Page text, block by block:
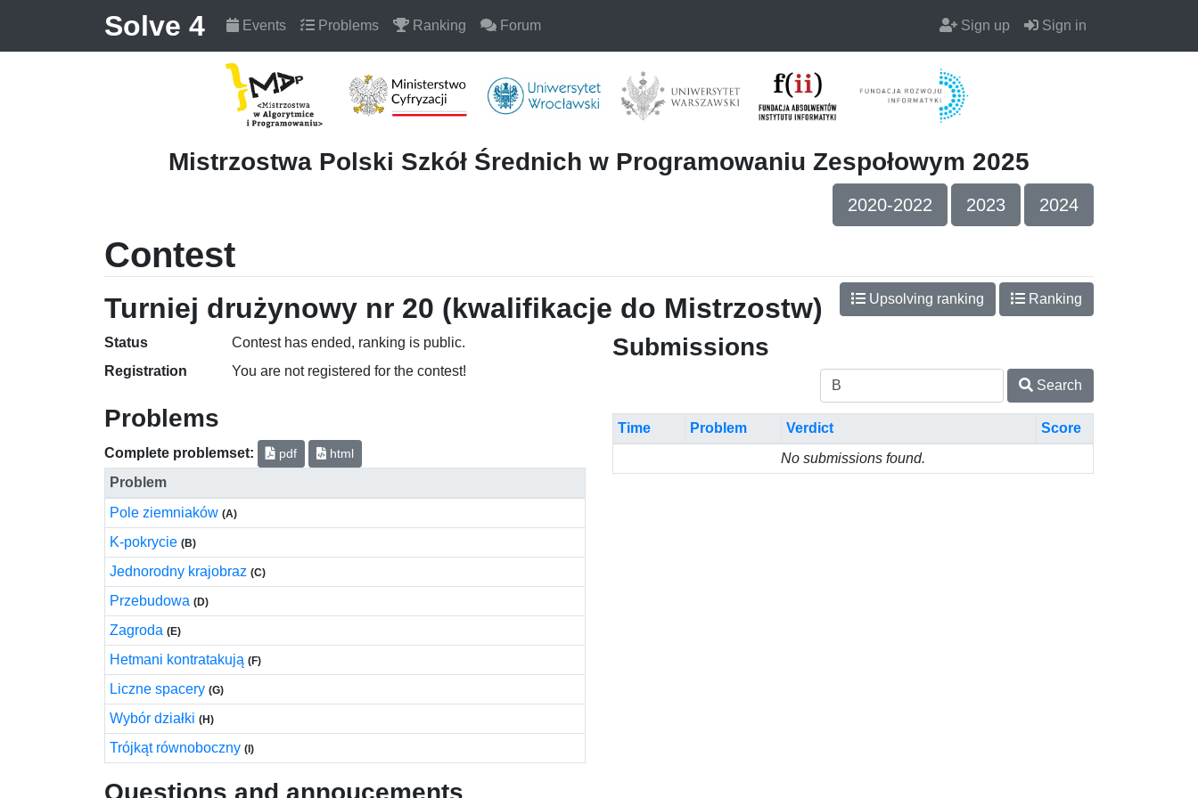
Solve 4 Events Problems Ranking Forum Sign up Sign in
Mistrzostwa Polski Szkół Średnich w Programowaniu Zespołowym 2025
2020-2022 2023 2024
Contest
Turniej drużynowy nr 20 (kwalifikacje do Mistrzostw) Upsolving ranking Ranking
Status
Contest has ended, ranking is public.
Registration
You are not registered for the contest!
Problems
Complete problemset: pdf html
Problem
Pole ziemniaków (A)
K-pokrycie (B)
Jednorodny krajobraz (C)
Przebudowa (D)
Zagroda (E)
Hetmani kontratakują (F)
Liczne spacery (G)
Wybór działki (H)
Trójkąt równoboczny (I)
Questions and annoucements
Submissions
Search
Time Problem Verdict
Score
No submissions found.